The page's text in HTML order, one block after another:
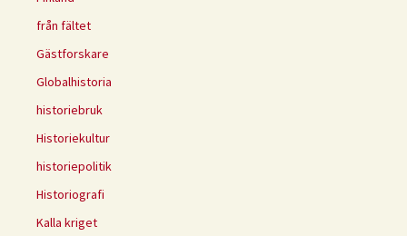
från fältet
Gästforskare
Globalhistoria
historiebruk
Historiekultur
historiepolitik
Historiografi
Kalla kriget